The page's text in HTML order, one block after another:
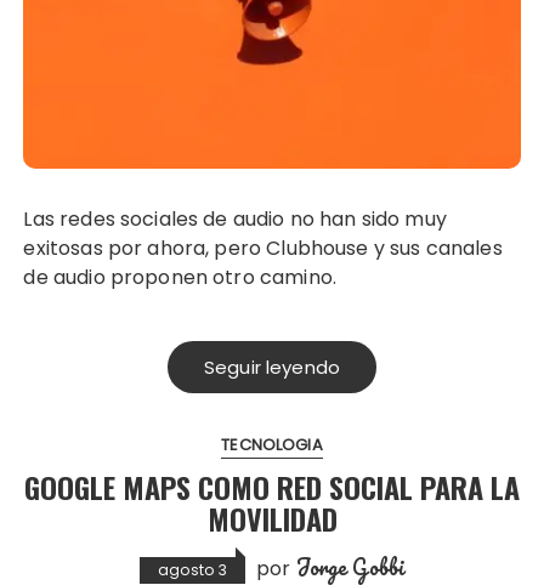
Las redes sociales de audio no han sido muy
exitosas por ahora, pero Clubhouse y sus canales
de audio proponen otro camino.
Seguir leyendo
TECNOLOGIA
GOOGLE MAPS COMO RED SOCIAL PARA LA
MOVILIDAD
agosto 3 por Jorge Gobbi